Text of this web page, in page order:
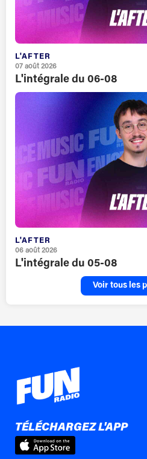
L'AFTER
07 août 2026
L'intégrale du 06-08
L'AFTER
06 août 2026
L'intégrale du 05-08
Voir tous les
TÉLÉCHARGEZ L'APP